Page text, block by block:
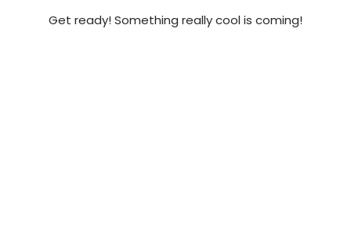
Get ready! Something really cool is coming!